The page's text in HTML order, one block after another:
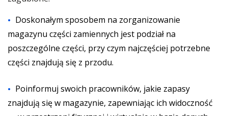
Doskonałym sposobem na zorganizowanie
magazynu części zamiennych jest podział na
poszczególne części, przy czym najczęściej potrzebne
części znajdują się z przodu.
Poinformuj swoich pracowników, jakie zapasy
znajdują się w magazynie, zapewniając ich widoczność